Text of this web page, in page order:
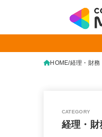
HOME 経理・財務
経理・